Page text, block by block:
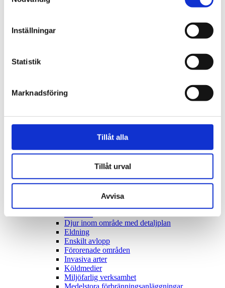
Inställningar
Statistik
Marknadsföring
Tillåt alla
Tillåt urval
Avvisa
Regelbundna vattentester för tryggt dricksvatten
Checklista för att starta livsmedelsverksamhet
Livsmedelslokaler
Egen brunn
Verksamheter med egen brunn
Så undviker du att bli magsjuk
Avfall från företag
Avfall och återvinning
Begrava sin häst
Bekämpningsmedel
Djur inom område med detaljplan
Eldning
Enskilt avlopp
Förorenade områden
Invasiva arter
Köldmedier
Miljöfarlig verksamhet
Medelstora förbränningsanläggningar